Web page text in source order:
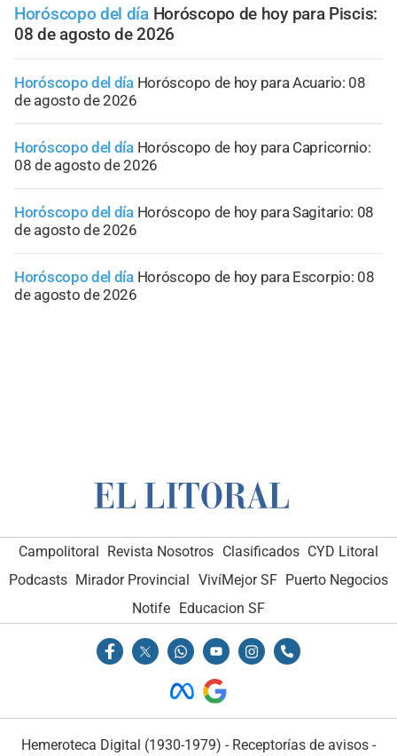
Horóscopo del día Horóscopo de hoy para Piscis:
08 de agosto de 2026
Horóscopo del día Horóscopo de hoy para Acuario: 08
de agosto de 2026
Horóscopo del día Horóscopo de hoy para Capricornio:
08 de agosto de 2026
Horóscopo del día Horóscopo de hoy para Sagitario: 08
de agosto de 2026
Horóscopo del día Horóscopo de hoy para Escorpio: 08
de agosto de 2026
Campolitoral Revista Nosotros Clasificados CYD Litoral
Podcasts Mirador Provincial VivíMejor SF Puerto Negocios
Notife Educacion SF
Hemeroteca Digital (1930-1979) - Receptorías de avisos -